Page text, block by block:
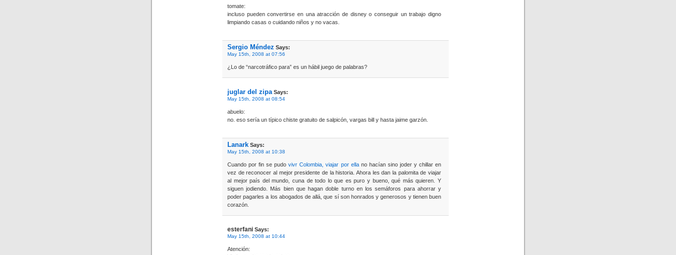
tomate:
incluso pueden convertirse en una atracción de disney o conseguir un trabajo digno
limpiando casas o cuidando niños y no vacas.
Sergio Méndez Says:
May 15th, 2008 at 07:56
¿Lo de “narcotráfico para” es un hábil juego de palabras?
juglar del zipa Says:
May 15th, 2008 at 08:54
abuelo:
no. eso sería un típico chiste gratuito de salpicón, vargas bill y hasta jaime garzón.
Lanark Says:
May 15th, 2008 at 10:38
Cuando por fin se pudovivr Colombia, viajar por ellano hacían sino joder y chillar en
vez de reconocer al mejor presidente de la historia. Ahora les dan la palomita de viajar
al mejor país del mundo, cuna de todo lo que es puro y bueno, qué más quieren. Y
siguen jodiendo. Más bien que hagan doble turno en los semáforos para ahorrar y
poder pagarles a los abogados de allá, que sí son honrados y generosos y tienen buen
corazón.
esterfani Says:
May 15th, 2008 at 10:44
Atención: